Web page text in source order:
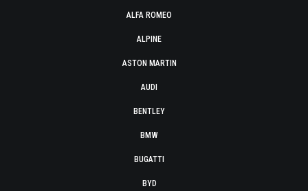
ALFA ROMEO
ALPINE
ASTON MARTIN
AUDI
BENTLEY
BMW
BUGATTI
BYD